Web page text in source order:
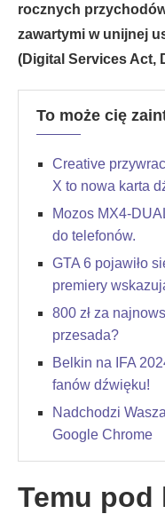
rocznych
zawartymi w unijnej
(Digital Services Act,
To może cię
Creative
X to nowa karta
Mozos MX4-
do telefonów.
GTA 6 pojawiło
premiery
800 zł za
przesada?
Belkin na IFA
fanów dźwięku!
Nadchodzi
Google Chrome
Temu pod